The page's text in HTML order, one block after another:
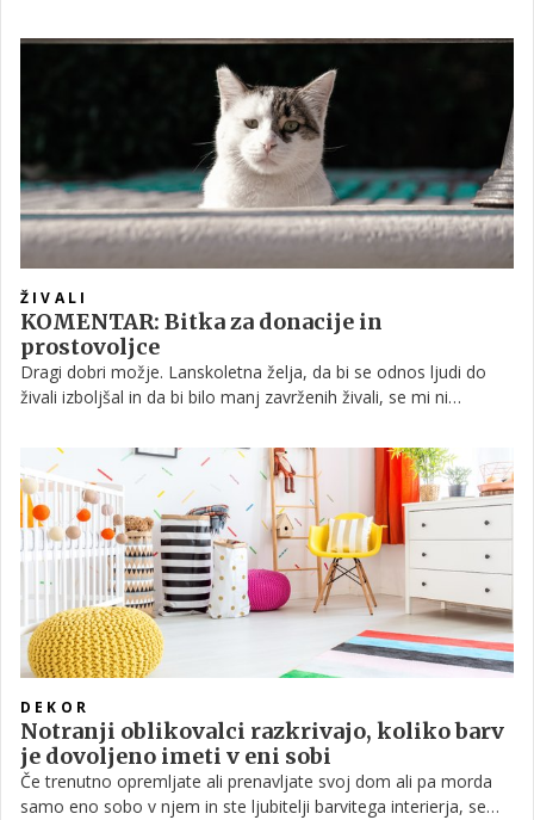
udobje sebe in svojih najdražjih.
ŽIVALI
KOMENTAR: Bitka za donacije in
prostovoljce
Dragi dobri možje. Lanskoletna želja, da bi se odnos ljudi do
živali izboljšal in da bi bilo manj zavrženih živali, se mi ni
bi se društva za zaščito živali okrepila s srčnimi posamezniki,
prostovoljci, ki bi znali in želeli priskočiti na pomoč živalim. Žal
so v naši državi bremena prepogosto preložena na pleča
prostovoljcev, prostovoljna društva pa že lep čas niso več
rešitelji v kriznih trenutkih, ampak dolgoročni skrbniki, ko sistem
DEKOR
Notranji oblikovalci razkrivajo, koliko barv
je dovoljeno imeti v eni sobi
Če trenutno opremljate ali prenavljate svoj dom ali pa morda
samo eno sobo v njem in ste ljubitelji barvitega interierja, se